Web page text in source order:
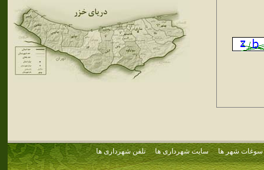
سوغات شهر ها سایت شهرداری ها تلفن شهرداری ها